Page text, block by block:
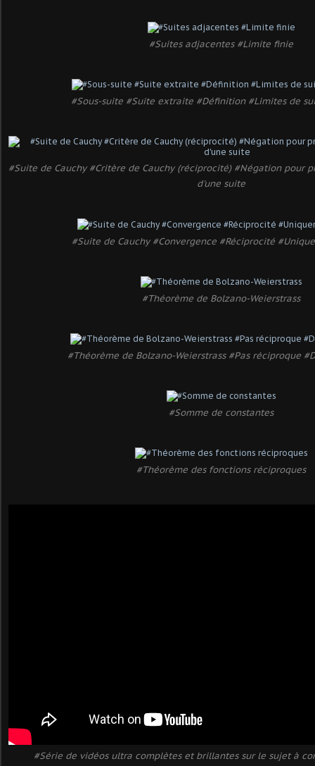
#Suites adjacentes #Limite finie
#Sous-suite #Suite extraite #Définition #Limites de
#Suite de Cauchy #Critère de Cauchy (réciprocité) #Négation pour
d'une suite
#Suite de Cauchy #Convergence #Réciprocité
#Théorème de Bolzano-Weierstrass
#Théorème de Bolzano-Weierstrass #Pas réciproque
#Somme de constantes
#Théorème des fonctions réciproques
#Série de vidéos ultra complètes et brillantes sur le sujet à